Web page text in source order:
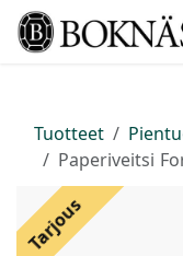
Siirry sisältöön
Tuotteet
Paperiveitsi
Tarjous